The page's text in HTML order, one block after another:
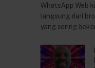
WhatsApp Web
langsung dari
yang sering